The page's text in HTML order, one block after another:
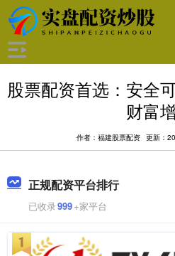
股票配资首选：安全
财富
作者：福建股票配资 更新：
正规配资平台排行
已收录999+家平台